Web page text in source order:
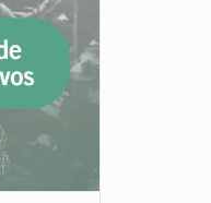
determinados a
mexicana concentra
en México registró un
Unidos anunciará un